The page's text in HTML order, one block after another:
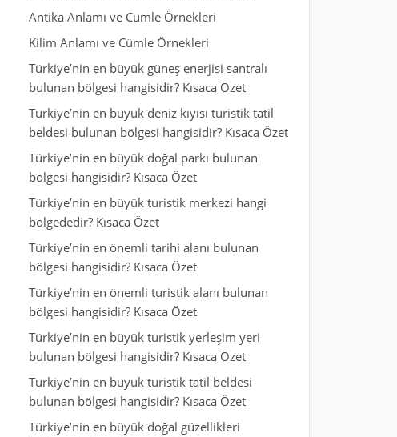
Antika Anlamı ve Cümle Örnekleri
Kilim Anlamı ve Cümle Örnekleri
Türkiye’nin en büyük güneş enerjisi santralı
bulunan bölgesi hangisidir? Kısaca Özet
Türkiye’nin en büyük deniz kıyısı turistik tatil
beldesi bulunan bölgesi hangisidir? Kısaca Özet
Türkiye’nin en büyük doğal parkı bulunan
bölgesi hangisidir? Kısaca Özet
Türkiye’nin en büyük turistik merkezi hangi
bölgededir? Kısaca Özet
Türkiye’nin en önemli tarihi alanı bulunan
bölgesi hangisidir? Kısaca Özet
Türkiye’nin en önemli turistik alanı bulunan
bölgesi hangisidir? Kısaca Özet
Türkiye’nin en büyük turistik yerleşim yeri
bulunan bölgesi hangisidir? Kısaca Özet
Türkiye’nin en büyük turistik tatil beldesi
bulunan bölgesi hangisidir? Kısaca Özet
Türkiye’nin en büyük doğal güzellikleri